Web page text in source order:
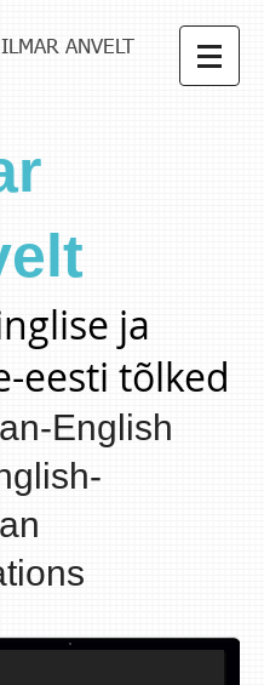
ILMAR ANVELT
ja
eesti tõlked
English